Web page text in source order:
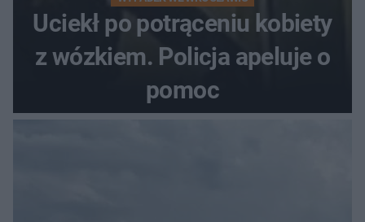
Uciekł po potrąceniu kobiety
z wózkiem. Policja apeluje o
pomoc